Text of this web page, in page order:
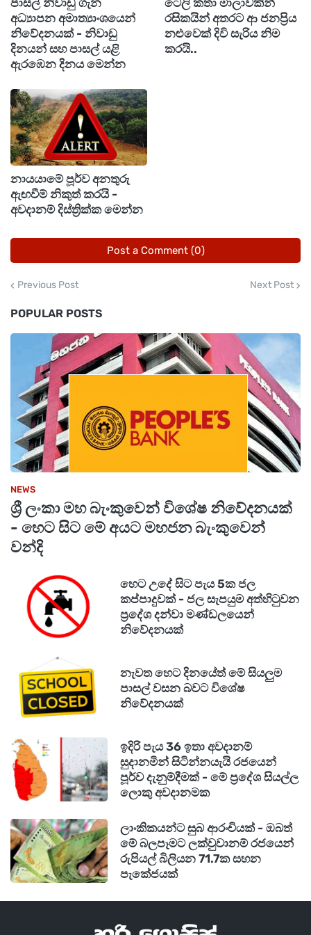
එසේම, අනතුරුදායක ලෙස නවීකරණය කර ඇති
උපාංග සහ කොටස් ඉවත් කර නොගන්නා බස් රථ,
ත්‍රීරෝද රථ ඇතුළු අනෙකුත් වාහන සම්බන්ධයෙන්ද
දැඩි ක්‍රියාමාර්ග ගන්නා බව පොලිසිය වැඩිදුරටත්
සඳහන් කරයි.
එවැනි වාහන හඳුනාගත් අවස්ථාවලදී මෝටර් රථ
පරීක්ෂකවරුන්ගෙන් තහනම් නියෝග ලබාගෙන,
අදාළ වාහන අධිකරණ ක්‍රියාමාර්ග සඳහා යොමු
කිරීමට කටයුතු කරන බවද පොලිසිය අවධාරණය
මෙම නව පියවරයන් මඟින් මාර්ග ආරක්ෂාව
වැඩිදියුණු කිරීම, අනතුරුදායක රිය පැදවීම පාලනය
කිරීම සහ ජනතා ජීවිත ආරක්ෂා කිරීම අපේක්ෂා
කරන බවද පොලිසිය සඳහන් කරයි.
පාසල් නිවාඩු ගැන
අධ්‍යාපන අමාත්‍යාංශයෙන්
නිවේදනයක් - නිවාඩු
දිනයන් සහ පාසල් යළි
ඇරඹෙන දිනය මෙන්න
ටෙලි කතා මාලාවකින්
රසිකයින් අතරට ආ ජනප්‍රිය
නළුවෙක් දිවි සැරිය නිම
කරයි..
නායයාමේ පූර්ව අනතුරු
ඇඟවීම් නිකුත් කරයි -
අවදානම් දිස්ත්‍රික්ක මෙන්න
Post a Comment (0)
Previous Post Next Post
POPULAR POSTS
NEWS
ශ්‍රී ලංකා මහ බැංකුවෙන් විශේෂ නිවේදනයක්
- හෙට සිට මේ අයට මහජන බැංකුවෙන්
වන්දි
හෙට උදේ සිට පැය 5ක ජල
කප්පාදුවක් - ජල සැපයුම අත්හිටුවන
ප්‍රදේශ දන්වා මණ්ඩලයෙන්
නිවේදනයක්
නැවත හෙට දිනයේත් මේ සියලුම
පාසල් වසන බවට විශේෂ
නිවේදනයක්
ඉදිරි පැය 36 ඉතා අවදානම්
සුදානමින් සිටින්නයැයි රජයෙන්
පූර්ව දැනුම්දීමක් - මේ ප්‍රදේශ සියල්ල
ලොකු අවදානමක
ලාංකිකයන්ට සුබ ආරංචියක් - ඔබත්
මේ බලපෑමට ලක්වුවානම් රජයෙන්
රුපියල් බිලියන 71.7ක සහන
පැකේජයක්